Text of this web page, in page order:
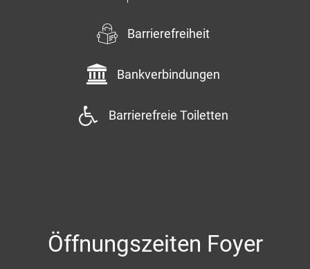
Barrierefreiheit
Bankverbindungen
Barrierefreie Toiletten
Öffnungszeiten Foyer